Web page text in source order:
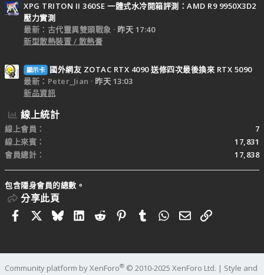
XPG TRITON II 360SE 一體式水冷開箱評測：AMD R9 9950X3D2
壓力實測
最新：古代靈異雙頭戰象
昨天 17:40
新型散熱裝置 / 散熱膏
顯示卡
國外網友 ZOTAC RTX 4090 送修四次最後換來 RTX 5090
最新：Peter_Jian
昨天 13:03
新品資訊
線上統計
線上會員
7
線上來賓
17,831
會員總計
17,838
包含隱身會員的總數。
分享此頁
FacebookBlueskyLinkedIn
RedditPinterestTumblrWhatsApp
電子郵件
連結
Community platform by XenForo® © 2010-2025 XenForo Ltd. | Style and